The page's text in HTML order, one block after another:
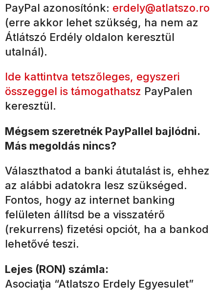
PayPal azonosítónk: erdely@atlatszo.ro
(erre akkor lehet szükség, ha nem az
Átlátszó Erdély oldalon keresztül
utalnál).
Ide kattintva tetszőleges, egyszeri
összeggel is támogathatsz PayPalen
keresztül.
Mégsem szeretnék PayPallel bajlódni.
Más megoldás nincs?
Választhatod a banki átutalást is, ehhez
az alábbi adatokra lesz szükséged.
Fontos, hogy az internet banking
felületen állítsd be a visszatérő
(rekurrens) fizetési opciót, ha a bankod
lehetővé teszi.
Lejes (RON) számla:
Asociaţia “Atlatszo Erdely Egyesulet”